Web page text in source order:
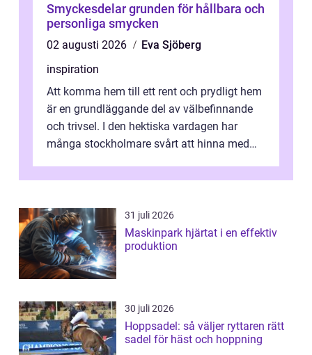
Smyckesdelar grunden för hållbara och
personliga smycken
02 augusti 2026
Eva Sjöberg
inspiration
Att komma hem till ett rent och prydligt hem
är en grundläggande del av välbefinnande
och trivsel. I den hektiska vardagen har
många stockholmare svårt att hinna med
31 juli 2026
Maskinpark hjärtat i en effektiv
produktion
30 juli 2026
Hoppsadel: så väljer ryttaren rätt
sadel för häst och hoppning